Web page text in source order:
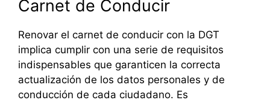
Carnet de Conducir
Renovar el carnet de conducir con la DGT
implica cumplir con una serie de requisitos
indispensables que garanticen la correcta
actualización de los datos personales y de
conducción de cada ciudadano. Es